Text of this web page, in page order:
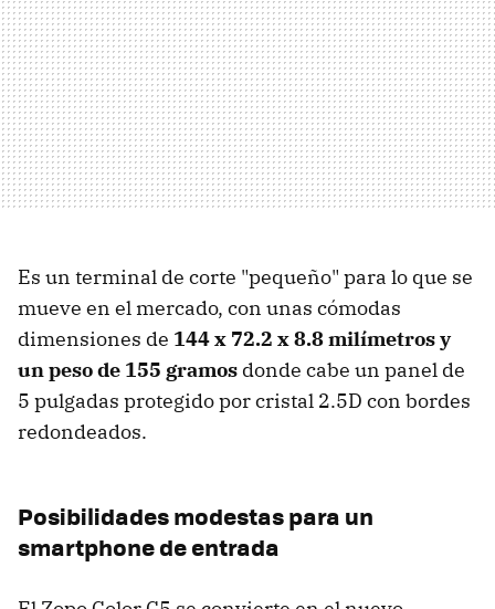
Es un terminal de corte "pequeño" para lo que se
mueve en el mercado, con unas cómodas
dimensiones de 144 x 72.2 x 8.8 milímetros y
un peso de 155 gramos donde cabe un panel de
5 pulgadas protegido por cristal 2.5D con bordes
redondeados.
Posibilidades modestas para un
smartphone de entrada